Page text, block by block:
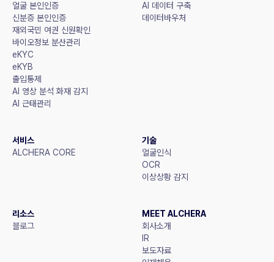
얼굴 본인인증
신분증 본인인증
재외국민 여권 신원확인
바이오정보 분산관리
eKYC
eKYB
출입통제
AI 영상 분석 화재 감지
AI 근태관리
AI 데이터 구축
데이터바우처
서비스
ALCHERA CORE
기술
얼굴인식
OCR
이상상황 감지
리소스
블로그
MEET ALCHERA
회사소개
IR
보도자료